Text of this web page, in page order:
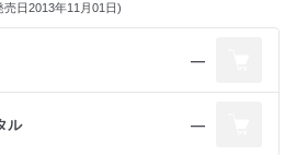
PARADISE
、できました！ タブレットもステーショ
売日2013年11月01日)
―
ル ―